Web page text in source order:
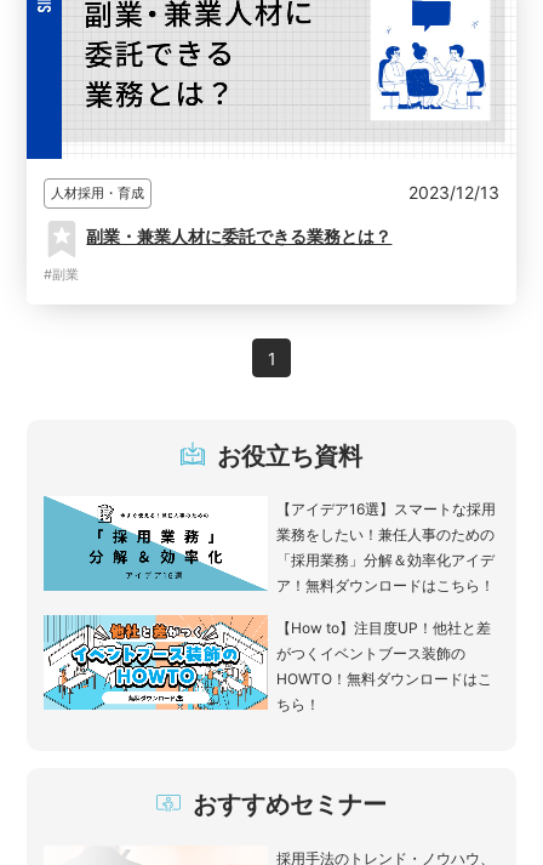
人材採用・育成 2023/12/13
副業・兼業人材に委託できる業務とは？
#副業
1
お役立ち資料
【アイデア16選】スマートな採用
業務をしたい！兼任人事のための
「採用業務」分解＆効率化アイデ
ア！無料ダウンロードはこちら！
【How to】注目度UP！他社と差
がつくイベントブース装飾の
HOWTO！無料ダウンロードはこ
ちら！
おすすめセミナー
採用手法のトレンド・ノウハウ、